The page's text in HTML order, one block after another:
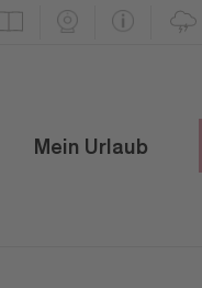
Mein Urlaub